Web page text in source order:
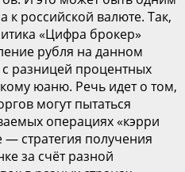
к российской валюте. Так,
«Цифра брокер»
рубля на данном
разницей процентных
юаню. Речь идет о том,
могут пытаться
операциях «кэрри
— стратегия получения
за счёт разной